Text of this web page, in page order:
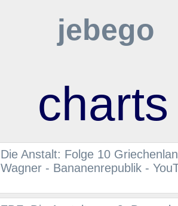
jebego
charts
Die Anstalt: Folge 10
Wagner - Bananenrepublik -